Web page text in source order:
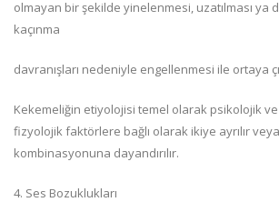
olmayan bir şekilde yinelenmesi, uzatılması ya
kaçınma
davranışları nedeniyle engellenmesi ile ortaya
Kekemeliğin etiyolojisi temel olarak psikolojik
fizyolojik faktörlere bağlı olarak ikiye ayrılır
kombinasyonuna dayandırılır.
4. Ses Bozuklukları